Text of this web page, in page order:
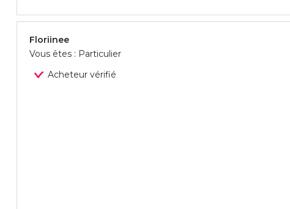
Floriinee
Vous êtes : Particulier
Acheteur vérifié